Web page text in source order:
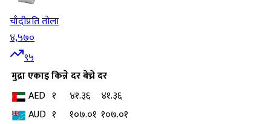
चाँदीप्रति तोला
४,५७०
९५
मुद्राएकाइकिन्ने दरबेच्ने दर
AED १ ४१.३६
४१.३६
AUD १ १०७.०१ १०७.०१